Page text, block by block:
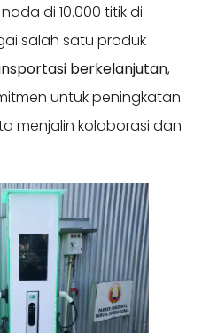
di 10.000 titik di
salah satu produk
berkelanjutan,
untuk peningkatan
menjalin kolaborasi dan